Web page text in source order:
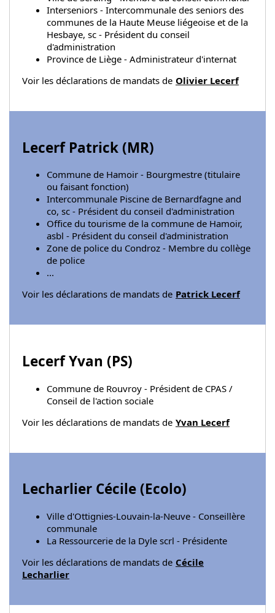
Interseniors - Intercommunale des seniors des
communes de la Haute Meuse liégeoise et de la
Hesbaye, sc - Président du conseil
d'administration
Province de Liège - Administrateur d'internat
Voir les déclarations de mandats de Olivier Lecerf
Lecerf Patrick (MR)
Commune de Hamoir - Bourgmestre (titulaire
ou faisant fonction)
Intercommunale Piscine de Bernardfagne and
co, sc - Président du conseil d'administration
Office du tourisme de la commune de Hamoir,
asbl - Président du conseil d'administration
Zone de police du Condroz - Membre du collège
de police
...
Voir les déclarations de mandats de Patrick Lecerf
Lecerf Yvan (PS)
Commune de Rouvroy - Président de CPAS /
Conseil de l'action sociale
Voir les déclarations de mandats de Yvan Lecerf
Lecharlier Cécile (Ecolo)
Ville d'Ottignies-Louvain-la-Neuve - Conseillère
communale
La Ressourcerie de la Dyle scrl - Présidente
Voir les déclarations de mandats de Cécile
Lecharlier